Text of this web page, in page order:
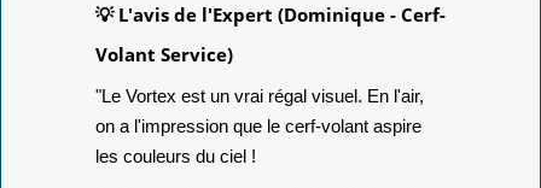
💡 L'avis de l'Expert (Dominique - Cerf-
Volant Service)
"Le Vortex est un vrai régal visuel. En l'air,
on a l'impression que le cerf-volant aspire
les couleurs du ciel !